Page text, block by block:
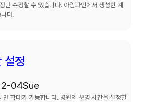
만 수정할 수 있습니다. 아임파인에서 생성한 계
다.
설정
04Sue
면 확대가 가능합니다. 병원의 운영 시간을 설정할